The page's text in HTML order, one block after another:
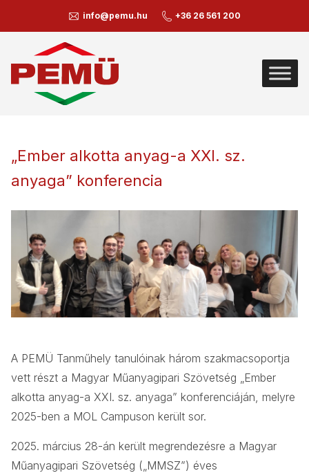
info@pemu.hu +36 26 561 200
„Ember alkotta anyag-a XXI. sz.
anyaga” konferencia
A PEMÜ Tanműhely tanulóinak három szakmacsoportja
vett részt a Magyar Műanyagipari Szövetség „Ember
alkotta anyag-a XXI. sz. anyaga” konferenciáján, melyre
2025-ben a MOL Campuson került sor.
2025. március 28-án került megrendezésre a Magyar
Műanyagipari Szövetség („MMSZ”) éves